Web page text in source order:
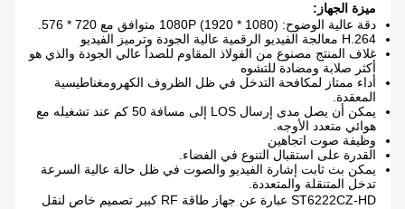
ميزة الجهاز:
دقة عالية الوضوح: 1080P (1920 * 1080) متوافق مع 720 * 576.
H.264 معالجة الفيديو الرقمية عالية الجودة وترميز الفيديو
غلاف المنتج مصنوع من الفولاذ المقاوم للصدأ عالي الجودة والذي هو
أكثر صلابة ومضادة للتشوه
أداء ممتاز لمكافحة التدخل في ظل الظروف الكهرومغناطيسية
المعقدة.
يمكن أن يصل مدى إرسال LOS إلى مسافة 50 كم عند تشغيله مع
هوائي متعدد الأوجه.
وظيفة صوت اتجاهين
القدرة على استقبال التنوع في الفضاء.
يمكن بث ثابت إشارة الفيديو والصوت في ظل حالة عالية السرعة
تدخل المتنقلة والمتعددة.
ST6222CZ-HD عبارة عن جهاز طاقة RF كبير تصميم خاص لنقل